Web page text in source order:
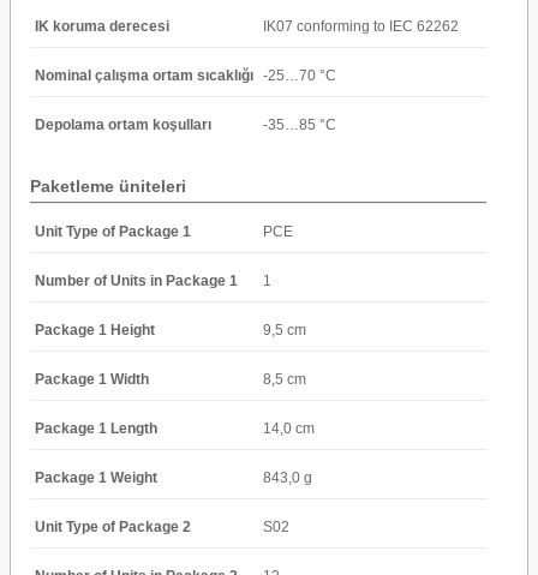
IK koruma derecesi IK07 conforming to IEC 62262
Nominal çalışma ortam sıcaklığı -25…70 °C
Depolama ortam koşulları -35…85 °C
Paketleme üniteleri
Unit Type of Package 1 PCE
Number of Units in Package 1 1
Package 1 Height 9,5 cm
Package 1 Width 8,5 cm
Package 1 Length 14,0 cm
Package 1 Weight 843,0 g
Unit Type of Package 2 S02